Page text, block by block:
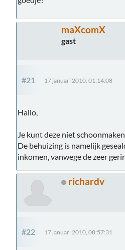
maXcomX
gast
#21 17 januari 2010, 01:14:08
Hallo,
Je kunt deze niet
De behuizing is namelijk
inkomen, vanwege de zeer
richardv
#22 17 januari 2010, 08:57:31